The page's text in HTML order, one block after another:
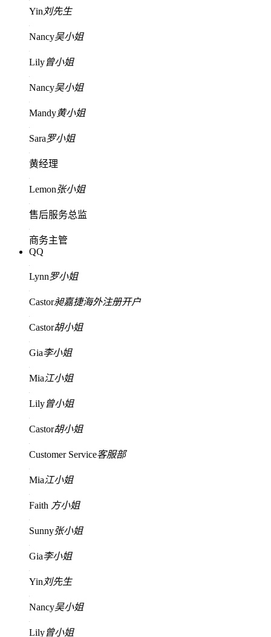
Yin 刘先生
Nancy吴小姐
Lily曾小姐
Nancy吴小姐
Mandy黄小姐
Sara罗小姐
黄经理
Lemon张小姐
售后服务总监
商务主管
QQ
Lynn罗小姐
Castor昶嘉捷海外注册开户
Castor胡小姐
Gia李小姐
Mia江小姐
Lily曾小姐
Castor胡小姐
Customer Service客服部
Mia江小姐
Faith 方小姐
Sunny张小姐
Gia李小姐
Yin 刘先生
Nancy吴小姐
Lily曾小姐